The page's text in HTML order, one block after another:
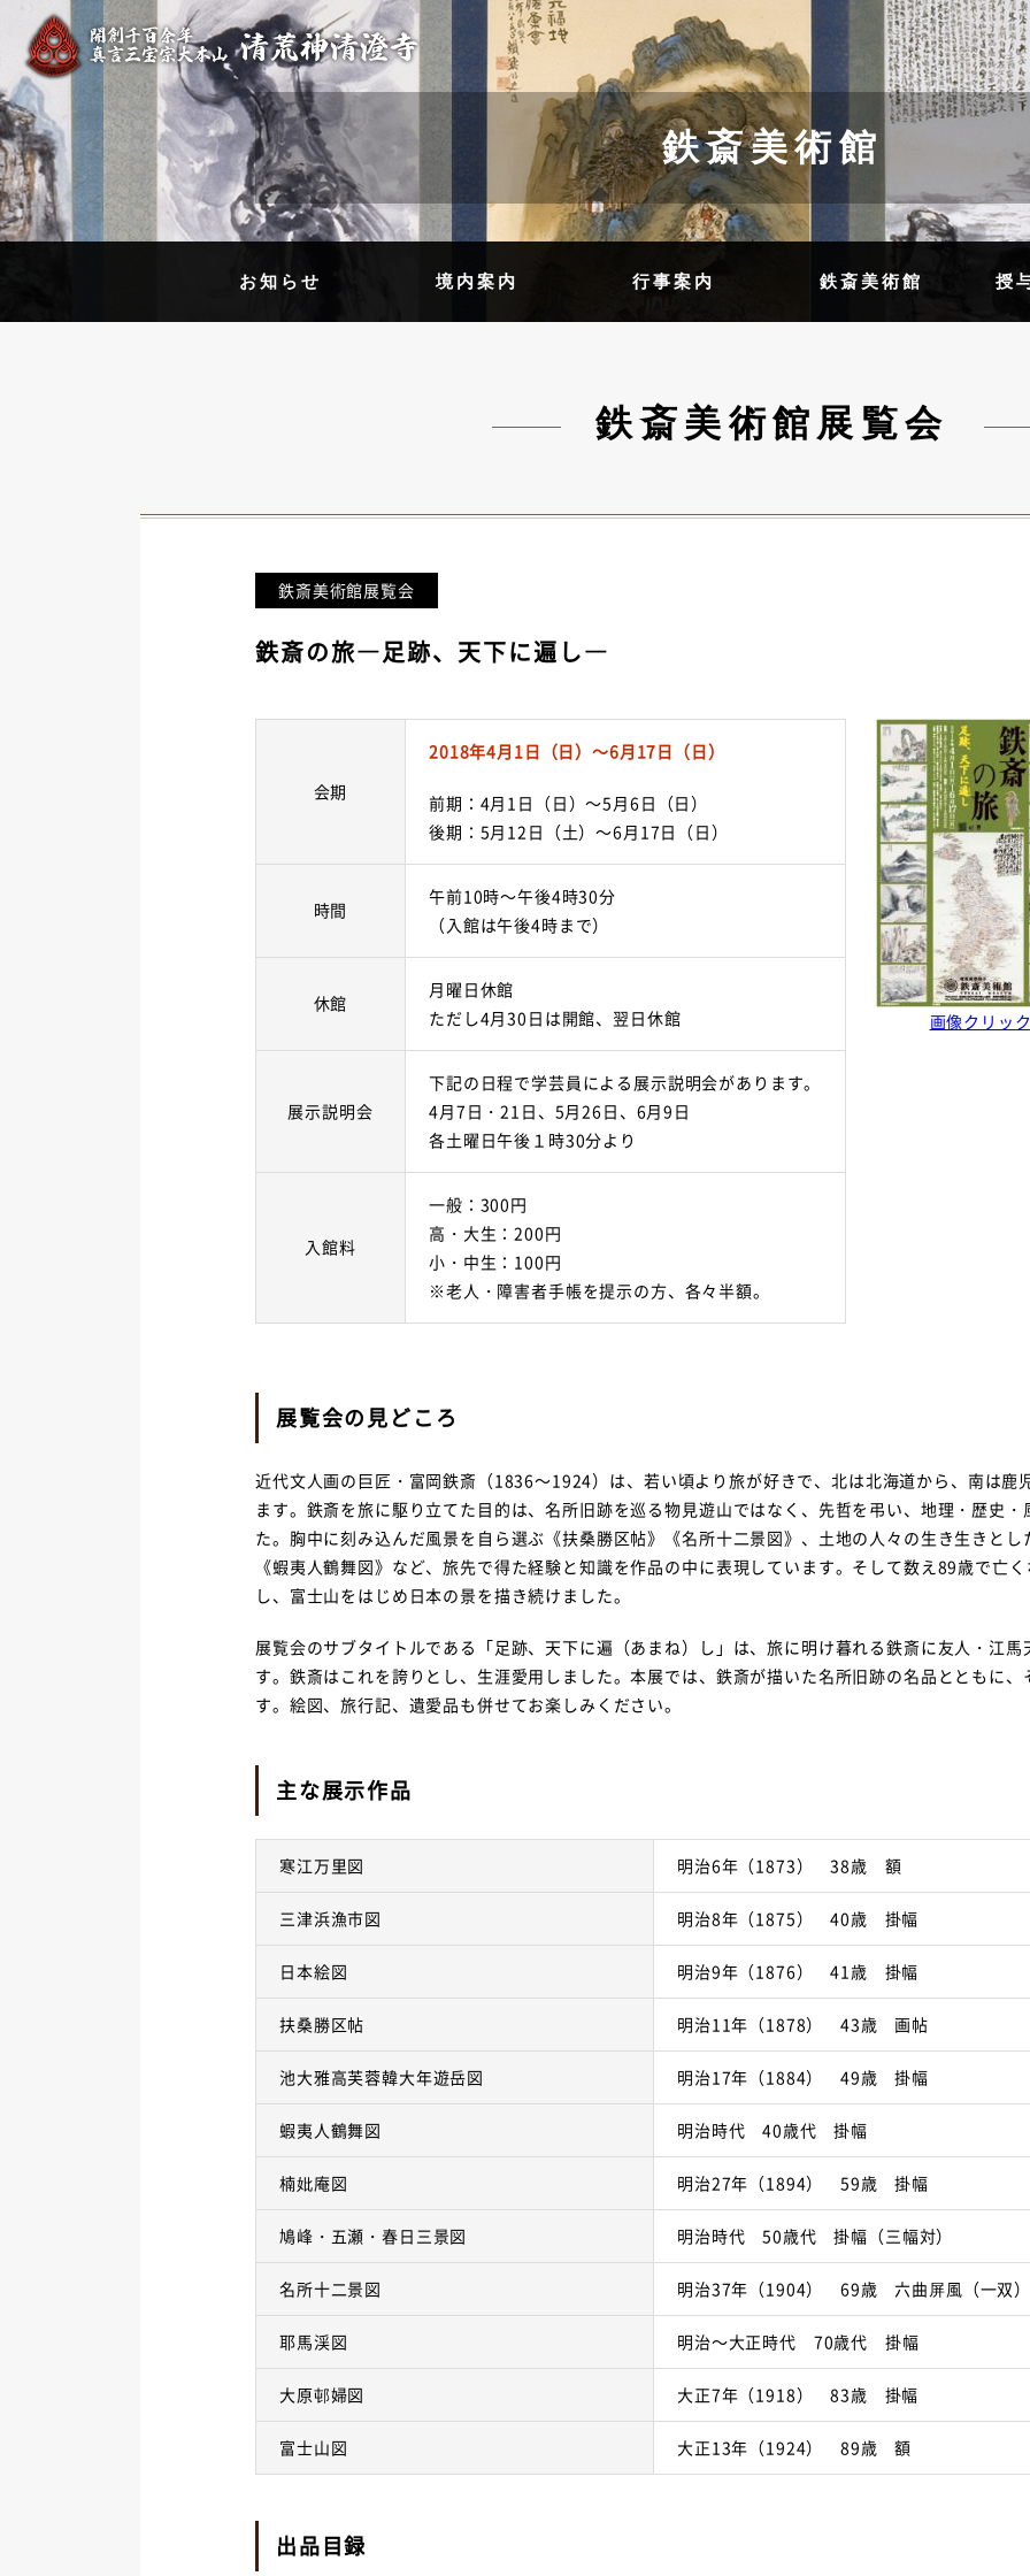
お知らせ 境内案内 行事案内 鉄斎美術館 授
鉄斎美術館
鉄斎美術館展覧会
鉄斎美術館展覧会
鉄斎の旅―足跡、天下に遍し―
会期
2018年4月1日（日）～6月17日（日）
前期：4月1日（日）～5月6日（日）
後期：5月12日（土）～6月17日（日）
時間
午前10時～午後4時30分
（入館は午後4時まで）
休館
月曜日休館
ただし4月30日は開館、翌日休館
展示説明会
下記の日程で学芸員による展示説明会があります。
4月7日・21日、5月26日、6月9日
各土曜日午後１時30分より
入館料
一般：300円
高・大生：200円
小・中生：100円
※老人・障害者手帳を提示の方、各々半額。
画像クリッ
展覧会の見どころ
近代文人画の巨匠・富岡鉄斎（1836～1924）は、若い頃より旅が好きで、北は北海道から、南は鹿
ます。鉄斎を旅に駆り立てた目的は、名所旧跡を巡る物見遊山ではなく、先哲を弔い、地理・歴史
た。胸中に刻み込んだ風景を自ら選ぶ《扶桑勝区帖》《名所十二景図》、土地の人々の生き生きと
《蝦夷人鶴舞図》など、旅先で得た経験と知識を作品の中に表現しています。そして数え89歳で亡
し、富士山をはじめ日本の景を描き続けました。
展覧会のサブタイトルである「足跡、天下に遍（あまね）し」は、旅に明け暮れる鉄斎に友人・江
す。鉄斎はこれを誇りとし、生涯愛用しました。本展では、鉄斎が描いた名所旧跡の名品とともに
す。絵図、旅行記、遺愛品も併せてお楽しみください。
主な展示作品
寒江万里図 明治6年（1873） 38歳 額
三津浜漁市図 明治8年（1875） 40歳 掛幅
日本絵図 明治9年（1876） 41歳 掛幅
扶桑勝区帖 明治11年（1878） 43歳 画帖
池大雅高芙蓉韓大年遊岳図 明治17年（1884） 49歳 掛幅
蝦夷人鶴舞図 明治時代 40歳代 掛幅
楠妣庵図 明治27年（1894） 59歳 掛幅
鳩峰・五瀬・春日三景図 明治時代 50歳代 掛幅（三幅対）
名所十二景図 明治37年（1904） 69歳 六曲屏風（一双
耶馬渓図 明治～大正時代 70歳代 掛幅
大原邨婦図 大正7年（1918） 83歳 掛幅
富士山図 大正13年（1924） 89歳 額
出品目録